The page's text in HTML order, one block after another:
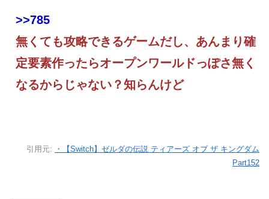
>>785
無くても攻略できるゲームだし、あんまり確
定要素作ったらオープンワールドっぽさ無く
なるからじゃない？知らんけど
引用元:
・【Switch】ゼルダの伝説 ティアーズ オブ ザ キングダム
Part152